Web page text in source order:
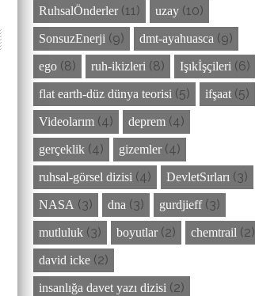
RuhsalÖnderler (11) uzay (10)
SonsuzEnerji (9) dmt-ayahuasca (9)
ego (8) ruh-ikizleri (8) Işıkİşçileri (6)
flat earth-düz dünya teorisi (5) ifşaat (5)
Videolarım (4) deprem (4)
gerçeklik (4) gizemler (4)
ruhsal-görsel dizisi (4) DevletSırları (3)
NASA (3) dna (3) gurdjieff (3)
mutluluk (3) boyutlar (2) chemtrail (2)
david icke (2)
insanlığa davet yazı dizisi (2)